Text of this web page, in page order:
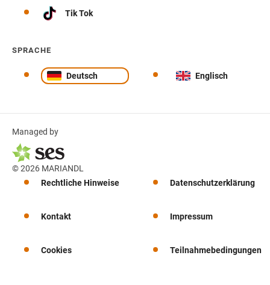
Tik Tok
SPRACHE
Deutsch Englisch
Managed by
© 2026 MARIANDL
Rechtliche Hinweise
Datenschutzerklärung
Kontakt Impressum
Cookies Teilnahmebedingungen